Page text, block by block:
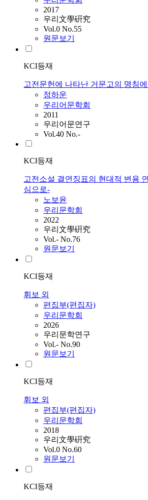
2017
우리文學硏究
Vol.0 No.55
원문보기
KCI등재
고전문헌에 나타난 거문고의 명칭
정하운
우리어문학회
2011
우리어문연구
Vol.40 No.-
KCI등재
고전소설 결연징표의 현대적 변용
심으로-
노보윤
우리문학회
2022
우리文學硏究
Vol.- No.76
원문보기
KCI등재
휘보 외
편집부(편집자)
우리문학회
2026
우리문학연구
Vol.- No.90
원문보기
KCI등재
휘보 외
편집부(편집자)
우리문학회
2018
우리文學硏究
Vol.0 No.60
원문보기
KCI등재